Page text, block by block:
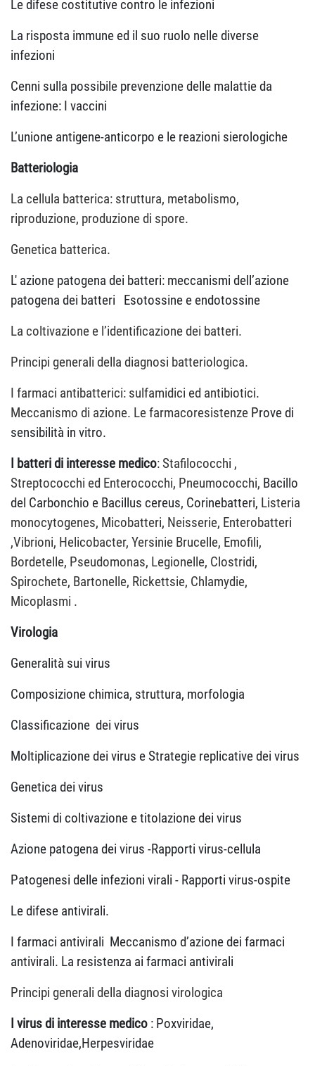
Le difese costitutive contro le infezioni
La risposta immune ed il suo ruolo nelle diverse
infezioni
Cenni sulla possibile prevenzione delle malattie da
infezione: I vaccini
L’unione antigene-anticorpo e le reazioni sierologiche
Batteriologia
La cellula batterica: struttura, metabolismo,
riproduzione, produzione di spore.
Genetica batterica.
L' azione patogena dei batteri: meccanismi dell’azione
patogena dei batteri
Esotossine e endotossine
La coltivazione e l’identificazione dei batteri.
Principi generali della diagnosi batteriologica.
I farmaci antibatterici: sulfamidici ed antibiotici.
Meccanismo di azione. Le farmacoresistenze Prove di
sensibilità in vitro.
batteri di interesse medico: Stafilococchi ,
Streptococchi ed Enterococchi, Pneumococchi, Bacillo
del Carbonchio e Bacillus cereus, Corinebatteri, Listeria
monocytogenes, Micobatteri, Neisserie, Enterobatteri
,Vibrioni, Helicobacter, Yersinie Brucelle, Emofili,
Bordetelle, Pseudomonas, Legionelle, Clostridi,
Spirochete, Bartonelle, Rickettsie, Chlamydie,
Micoplasmi .
Virologia
Generalità sui virus
Composizione chimica, struttura, morfologia
Classificazione dei virus
Moltiplicazione dei virus e Strategie replicative dei virus
Genetica dei virus
Sistemi di coltivazione e titolazione dei virus
Azione patogena dei virus -Rapporti virus-cellula
Patogenesi delle infezioni virali - Rapporti virus-ospite
Le difese antivirali.
I farmaci antivirali Meccanismo d’azione dei farmaci
antivirali. La resistenza ai farmaci antivirali
Principi generali della diagnosi virologica
I virus di interesse medico : Poxviridae,
Adenoviridae,Herpesviridae